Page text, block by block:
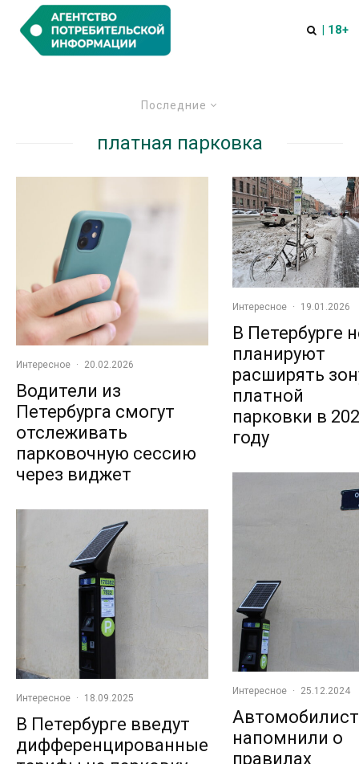
| 18+
Последние
платная парковка
Интересное · 20.02.2026
Водители из
Петербурга смогут
отслеживать
парковочную сессию
через виджет
Интересное · 18.09.2025
В Петербурге введут
дифференцированные
Интересное · 19.01.2026
В Петербурге
планируют
расширять
платной
парковки в
году
Интересное · 25.12.2024
напомнили о
правилах